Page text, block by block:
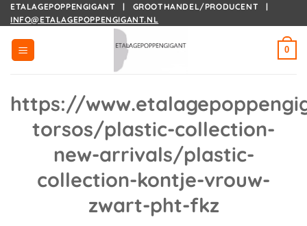
Ga
naar
inhoud
ETALAGEPOPPENGIGANT | GROOTHANDEL/PRODUCENT |
INFO@ETALAGEPOPPENGIGANT.NL
0
https://
torsos/plastic-collection-
new-arrivals/plastic-
collection-kontje-vrouw-
zwart-pht-fkz